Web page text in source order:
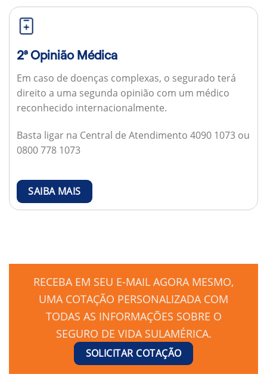
2ª Opinião Médica
Em caso de doenças complexas, o segurado terá
direito a uma segunda opinião com um médico
reconhecido internacionalmente.
Basta ligar na Central de Atendimento 4090 1073 ou
0800 778 1073
SAIBA MAIS
RECEBA EM SEU E-MAIL AGORA MESMO,
UMA COTAÇÃO PERSONALIZADA COM
TODAS AS INFORMAÇÕES SOBRE O
SEGURO DE VIDA SULAMÉRICA.
SOLICITAR COTAÇÃO